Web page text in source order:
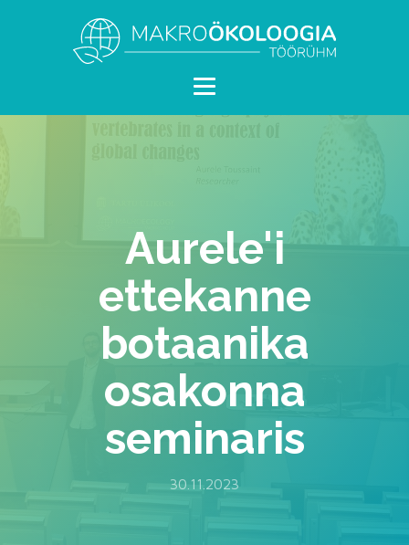
Aurele'i
ettekanne
botaanika
osakonna
seminaris
30.11.2023